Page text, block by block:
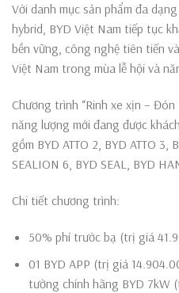
Với danh mục sản phẩm đa
hybrid, BYD Việt Nam tiếp tục
bền vững, công nghệ tiên tiến
Việt Nam trong mùa lễ hội và
Chương trình “Rinh xe xịn –
năng lượng mới đang được
gồm BYD ATTO 2, BYD ATTO 3,
SEALION 6, BYD SEAL, BYD
Chi tiết chương trình:
50% phí trước bạ (trị giá
01 BYD APP (trị giá
tường chính hãng BYD